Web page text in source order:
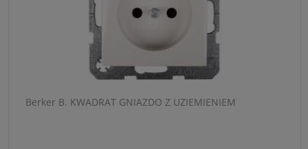
Berker B. KWADRAT GNIAZDO Z UZIEMIENIEM